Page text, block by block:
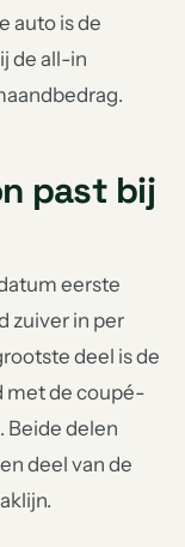
auto is de
de all-in
past bij
eerste
zuiver in per
deel is de
met de coupé-
Beide delen
deel van de